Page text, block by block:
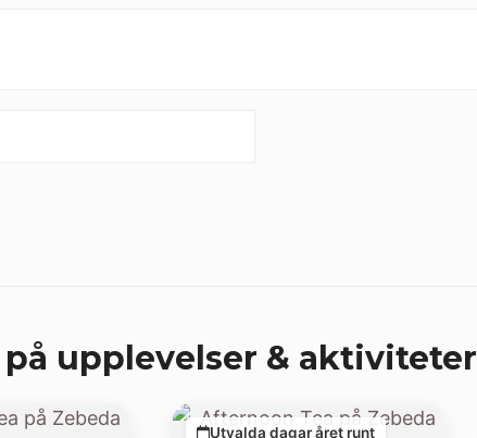
upplevelser & aktiviteter
Utvalda dagar året runt